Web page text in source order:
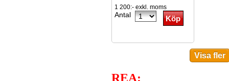
1 200:- exkl. moms
Antal
REA: